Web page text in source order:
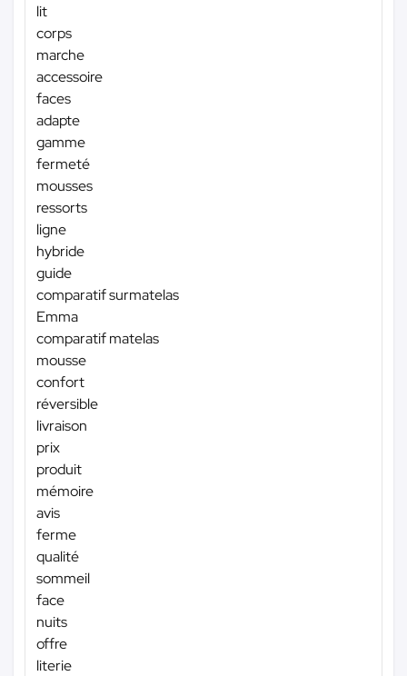
lit
corps
marche
accessoire
faces
adapte
gamme
fermeté
mousses
ressorts
ligne
hybride
guide
comparatif surmatelas
Emma
comparatif matelas
mousse
confort
réversible
livraison
prix
produit
mémoire
avis
ferme
qualité
sommeil
face
nuits
offre
literie